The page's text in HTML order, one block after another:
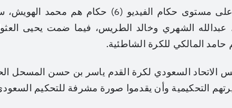
وضمت القائمة على مستوى حكام الفيديو (6)
عبدالله الشهري وخالد الطريس، فيما ضمت يحيى
حامد المالكي للكرة الشاطئية.
الاتحاد السعودي لكرة القدم ياسر بن حسن المسحل
التحكيمية وأن يقدموا صورة مشرفة للتحكيم